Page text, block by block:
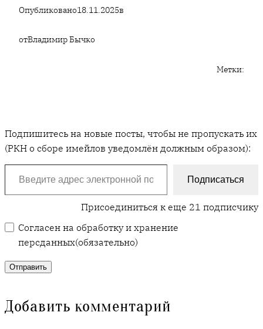
Опубликовано18.11.2025в
отВладимир Бычко
Метки:
Подпишитесь на новые посты, чтобы не пропускать их
(РКН о сборе имейлов уведомлён должным образом):
Введите адрес электронной почты…
Подписаться
Присоединиться к еще 21 подписчику
Согласен на обработку и хранение
персданных(обязательно)
Отправить
Добавить комментарий